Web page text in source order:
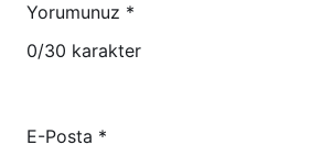
Yorumunuz *
0/30 karakter
E-Posta *